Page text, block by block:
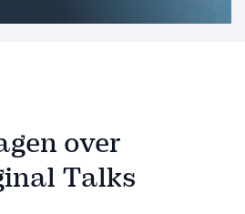
over
Talks